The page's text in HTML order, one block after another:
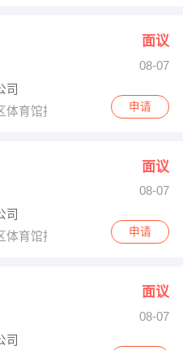
面议
08-07
司
体育馆拉萨经济技术开发区B区
申请
面议
08-07
司
体育馆拉萨经济技术开发区B区
申请
面议
08-07
司